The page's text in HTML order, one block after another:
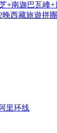
+南迦巴瓦峰
晚西藏旅遊拼團
里环线